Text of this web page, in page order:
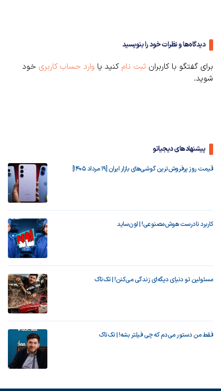
دیدگاه‌ها و نظرات خود را بنویسید
برای گفتگو با کاربران ثبت نام کنید یا وارد حساب کاربری خود
شوید.
پیشنهادهای دیجیاتو
قیمت روز پرفروش‌ترین گوشی‌های بازار ایران [19 مرداد 1405]
کاربرد نادرست هوش‌مصنوعی! | اون‌ساید
مسئولین تو دنیای دیگه‌ای زندگی می‌کنن! | تک‌تاک
فقط من دستور می‌دم که چی فیلتر بشه! | تک‌تاک